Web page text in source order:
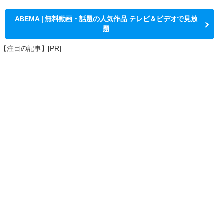
ABEMA | 無料動画・話題の人気作品 テレビ＆ビデオで見放
題
【注目の記事】[PR]